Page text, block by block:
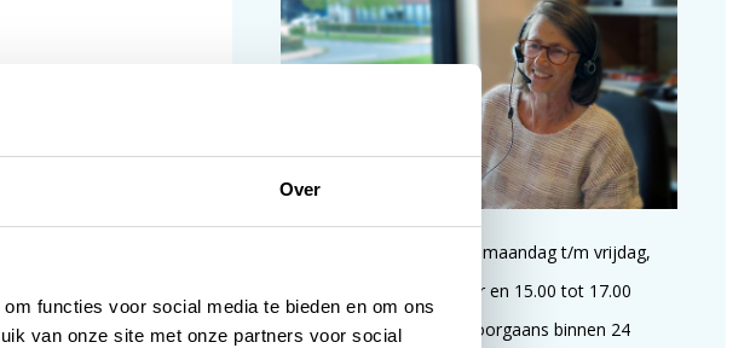
Over
functies voor social media te bieden en om ons
van onze site met onze partners voor social
Op
brengt een
de eeuwen heen
nieuw begin.
Wij zijn te bereiken op maandag t/m vrijdag,
van 09.00 tot 11.00 uur en 15.00 tot 17.00
uur. E-mails worden doorgaans binnen 24